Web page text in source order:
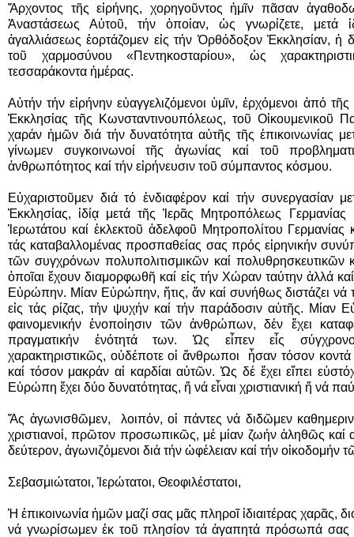
Ἄρχοντος τῆς εἰρήνης, χορηγοῦντος ἡμῖν πᾶσαν
Ἀναστάσεως Αὐτοῦ, τήν ὁποίαν, ὡς γνωρίζετε, μετά
ἀγαλλιάσεως ἑορτάζομεν εἰς τήν Ὀρθόδοξον Ἐκκλησίαν, ἡ
τοῦ χαρμοσύνου «Πεντηκοσταρίου», ὡς
τεσσαράκοντα ἡμέρας.
Αὐτήν τήν εἰρήνην εὐαγγελιζόμενοι ὑμῖν, ἐρχόμενοι ἀπό
Ἐκκλησίας τῆς Κωνσταντινουπόλεως, τοῦ Οἰκουμενικοῦ
χαράν ἡμῶν διά τήν δυνατότητα αὐτῆς τῆς ἐπικοινωνίας
γίνωμεν συγκοινωνοί τῆς ἀγωνίας καί τοῦ
ἀνθρωπότητος καί τήν εἰρήνευσιν τοῦ σύμπαντος κόσμου.
Εὐχαριστοῦμεν διά τό ἐνδιαφέρον καί τήν συνεργασίαν
Ἐκκλησίας, ἰδίᾳ μετά τῆς Ἱερᾶς Μητροπόλεως
Ἱερωτάτου καί ἐκλεκτοῦ ἀδελφοῦ Μητροπολίτου Γερμανίας
τάς καταβαλλομένας προσπαθείας σας πρός εἰρηνικήν
τῶν συγχρόνων πολυπολιτισμικῶν καί πολυθρησκευτικῶν
ὁποῖαι ἔχουν διαμορφωθῆ καί εἰς τήν Χώραν ταύτην ἀλλά
Εὐρώπην. Μίαν Εὐρώπην, ἥτις, ἄν καί συνήθως διστάζει νά
εἰς τάς ρίζας, τήν ψυχήν καί τήν παράδοσιν αὐτῆς.
φαινομενικήν ἑνοποίησιν τῶν ἀνθρώπων, δέν ἔχει
πραγματικήν ἑνότητά των. Ὡς εἶπεν εἷς
χαρακτηριστικῶς, οὐδέποτε οἱ ἄνθρωποι ἦσαν τόσον
καί τόσον μακράν αἱ καρδίαι αὐτῶν. Ὡς δέ ἔχει εἴπει
Εὐρώπη ἔχει δύο δυνατότητας, ἤ νά εἶναι χριστιανική ἤ νά
Ἄς ἀγωνισθῶμεν, λοιπόν, οἱ πάντες νά διδῶμεν
χριστιανοί, πρῶτον προσωπικῶς, μέ μίαν ζωήν ἀληθῶς καί
δεύτερον, ἀγωνιζόμενοι διά τήν ὠφέλειαν καί τήν
Σεβασμιώτατοι, Ἱερώτατοι, Θεοφιλέστατοι,
Ἡ ἐπικοινωνία ἡμῶν μαζί σας μᾶς πληροῖ ἰδιαιτέρας χαρᾶς,
νά γνωρίσωμεν ἐκ τοῦ πλησίον τά ἀγαπητά πρόσωπά σας